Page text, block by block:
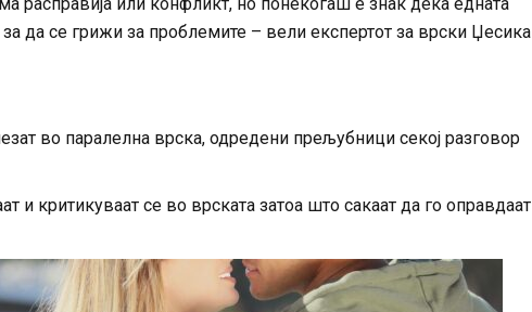
да се грижи за проблемите – вели експертот за врски Џесика
во паралелна врска, одредени прељубници секој разговор
и критикуваат се во врската затоа што сакаат да го оправдаат